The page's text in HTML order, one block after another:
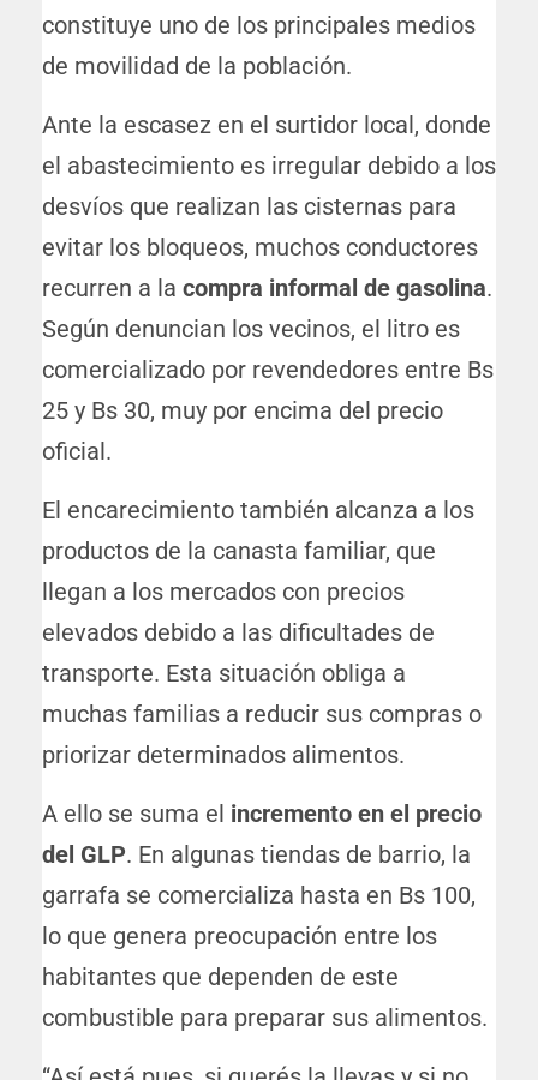
constituye uno de los principales medios
de movilidad de la población.
Ante la escasez en el surtidor local, donde
el abastecimiento es irregular debido a los
desvíos que realizan las cisternas para
evitar los bloqueos, muchos conductores
recurren a la compra informal de gasolina.
Según denuncian los vecinos, el litro es
comercializado por revendedores entre Bs
25 y Bs 30, muy por encima del precio
oficial.
El encarecimiento también alcanza a los
productos de la canasta familiar, que
llegan a los mercados con precios
elevados debido a las dificultades de
transporte. Esta situación obliga a
muchas familias a reducir sus compras o
priorizar determinados alimentos.
A ello se suma el incremento en el precio
del GLP. En algunas tiendas de barrio, la
garrafa se comercializa hasta en Bs 100,
lo que genera preocupación entre los
habitantes que dependen de este
combustible para preparar sus alimentos.